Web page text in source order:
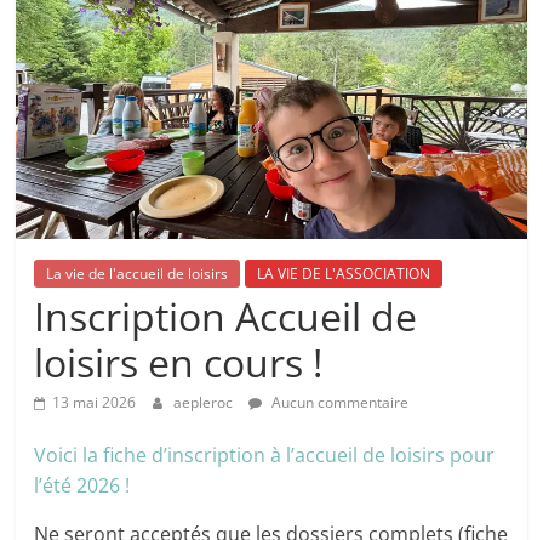
La vie de l'accueil de loisirs LA VIE DE L'ASSOCIATION
Inscription Accueil de
loisirs en cours !
13 mai 2026 aepleroc Aucun commentaire
Voici la fiche d’inscription à l’accueil de loisirs pour
l’été 2026 !
Ne seront acceptés que les dossiers complets (fiche